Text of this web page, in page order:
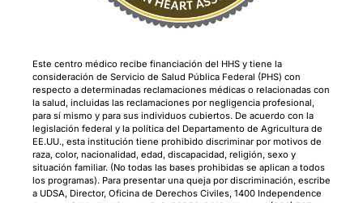
Este centro médico recibe financiación del HHS y tiene la
consideración de Servicio de Salud Pública Federal (PHS) con
respecto a determinadas reclamaciones médicas o relacionadas con
la salud, incluidas las reclamaciones por negligencia profesional,
para sí mismo y para sus individuos cubiertos. De acuerdo con la
legislación federal y la política del Departamento de Agricultura de
EE.UU., esta institución tiene prohibido discriminar por motivos de
raza, color, nacionalidad, edad, discapacidad, religión, sexo y
situación familiar. (No todas las bases prohibidas se aplican a todos
los programas). Para presentar una queja por discriminación, escribe
a UDSA, Director, Oficina de Derechos Civiles, 1400 Independence